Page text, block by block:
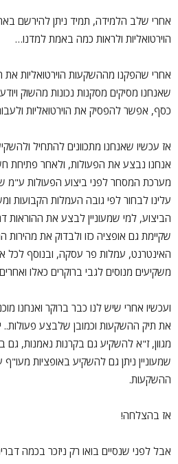
אחרי שלב הלמידה, תמיד ניתן להירשם
הוירטואליות ולראות כמה באמת למדנו…
אחרי שהפקנו מההשקעות הוירטואליות
שאנחנו מסיקים מסקנות נכונות מהשוק
כסף, אפשר להפסיק את הוירטואליות
אז עכשיו שאנחנו מתכוונים להתחיל
אנחנו נבצע את הפעולות, ולאחר פתיחת
מערכת המסחר לפני ביצוע הפעולות ע"מ
עלינו לבחור לפי גובה העמלות הקבועות
הביצוע, למי שמעוניין לבצע את ההוראות
שקיימת גם אופציה כזו ולבדוק את
האינטרנט, עמלות פר עסקה, ובנוסף לכל
משקיעים מנוסים לגבי ברוקרים כאלו
ועכשיו אחרי שיש לנו כבר ברוקר ואנחנו
את תיק ההשקעות וכמובן שלבצע פעולות..
מגוון, ז"א להשקיע גם בקרנות נאמנות,
שמעוניין ניתן גם להשקיע באופציות
ההשקעות.
אז בהצלחה!
אבל לפני שנסיים בואו רק ניזכר בכמה